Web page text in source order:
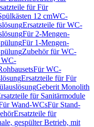
für Für
12 cmWC-
Ersatzteile für WC-
Für 2-Mengen-
Für 1-Mengen-
Zubehör für WC-
WC-
Für WC-
Ersatzteile für Für
Geberit Monolith
für Sanitärmodule
Wand-WCsFür Stand-
Ersatzteile für
gespülter Betrieb, mit